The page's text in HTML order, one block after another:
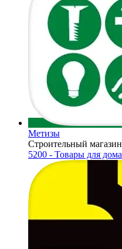
Метизы
Строительный магазин
5200 - Товары для дома